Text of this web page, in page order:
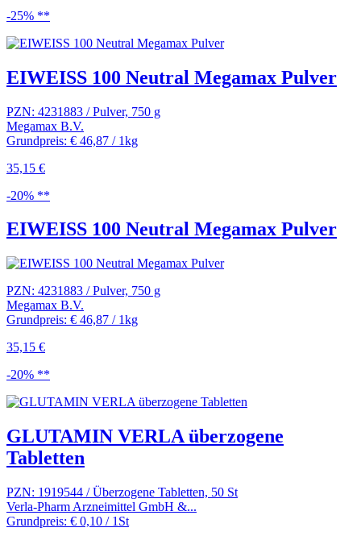
-25% **
EIWEISS 100 Neutral Megamax Pulver
PZN: 4231883 / Pulver, 750 g
Megamax B.V.
Grundpreis: € 46,87 / 1kg
35,15 €
-20% **
EIWEISS 100 Neutral Megamax Pulver
PZN: 4231883 / Pulver, 750 g
Megamax B.V.
Grundpreis: € 46,87 / 1kg
35,15 €
-20% **
GLUTAMIN VERLA überzogene
Tabletten
PZN: 1919544 / Überzogene Tabletten, 50 St
Verla-Pharm Arzneimittel GmbH &...
Grundpreis: € 0,10 / 1St